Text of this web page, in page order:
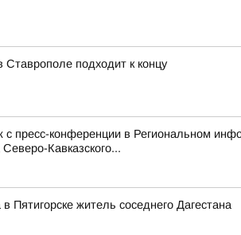
Ставрополе подходит к концу
с пресс-конференции в Региональном
Кавказского...
Пятигорске житель соседнего Дагестана